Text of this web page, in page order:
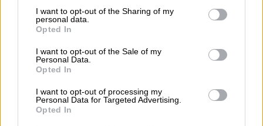
not limited to your visit or usage behaviour. You may click to
grant or deny consent to Google and its third-party tags to
use your data for below specified purposes in below Google
consent section.
I want to opt-out of the Sharing of my
personal data.
Opted In
I want to opt-out of the Sale of my
Personal Data.
Opted In
I want to opt-out of processing my
Personal Data for Targeted Advertising.
Opted In
στη Μεσόγειο»
Το Γενικό Επιτελείο διερευνά την
Ο κ. Γεραπετρίτης, σε δηλώσεις του